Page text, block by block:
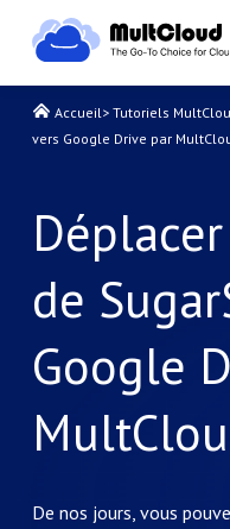
Accueil> Tutoriels
vers Google Drive par
de
Google
De nos jours, vous